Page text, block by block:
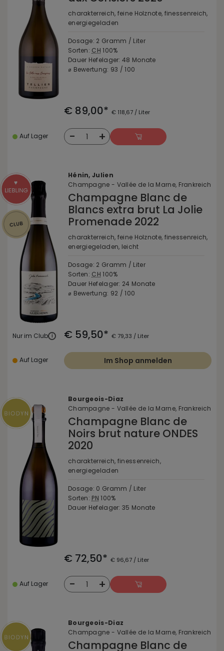
charakterreich, feine Holznote, finessenreich,
energiegeladen
Dosage: 2 Gramm / Liter
Sorten: CH 100%
Dauer Hefelager: 48 Monate
⌀ Bewertung: 93 / 100
€ 89,00* € 118,67 / Liter
Auf Lager - 1 +
Hénin, Julien
Champagne - Vallée de la Marne, Frankreich
Champagne Blanc de
Blancs extra brut La Jolie
Promenade 2022
charakterreich, feine Holznote, finessenreich,
energiegeladen, leicht
Dosage: 2 Gramm / Liter
Sorten: CH 100%
Dauer Hefelager: 24 Monate
⌀ Bewertung: 92 / 100
Nur im Club i € 59,50* € 79,33 / Liter
Auf Lager Im Shop anmelden
Bourgeois-Diaz
Champagne - Vallée de la Marne, Frankreich
Champagne Blanc de
Noirs brut nature ONDES
2020
charakterreich, finessenreich,
energiegeladen
Dosage: 0 Gramm / Liter
Sorten: PN 100%
Dauer Hefelager: 35 Monate
€ 72,50* € 96,67 / Liter
Auf Lager - 1 +
Bourgeois-Diaz
Champagne - Vallée de la Marne, Frankreich
Champagne Blanc de